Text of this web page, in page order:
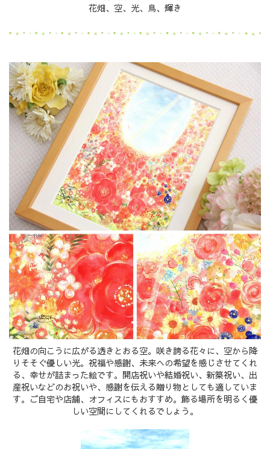
花畑、空、光、鳥、輝き
花畑の向こうに広がる透きとおる空。咲き誇る花々に、空から降
りそそぐ優しい光。祝福や感謝、未来への希望を感じさせてくれ
る、幸せが詰まった絵です。開店祝いや結婚祝い、新築祝い、出
産祝いなどのお祝いや、感謝を伝える贈り物としても適していま
す。ご自宅や店舗、オフィスにもおすすめ。飾る場所を明るく優
しい空間にしてくれるでしょう。